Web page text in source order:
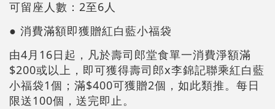
可留座人數：2至6人
● 消費滿額即獲贈紅白藍小福袋
由4月16日起，凡於壽司郎堂食單一消費淨額滿
$200或以上，即可獲得壽司郎x李錦記聯乘紅白藍
小福袋1個；滿$400可獲贈2個，如此類推。每日
限送100個，送完即止。